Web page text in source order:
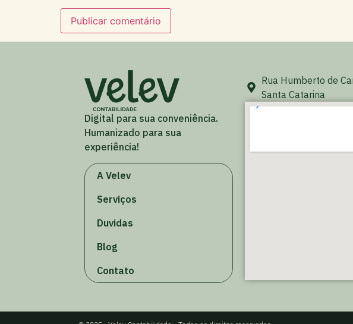
Digital para sua conveniência.
Humanizado para sua
experiência!
A Velev
Serviços
Duvidas
Blog
Contato
Rua Humberto de
Santa Catarina